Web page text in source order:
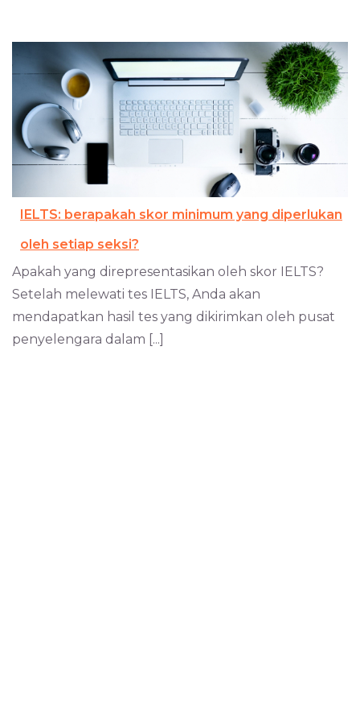
IELTS: berapakah skor minimum yang diperlukan
oleh setiap seksi?
Apakah yang direpresentasikan oleh skor IELTS?
Setelah melewati tes IELTS, Anda akan
mendapatkan hasil tes yang dikirimkan oleh pusat
penyelengara dalam [...]